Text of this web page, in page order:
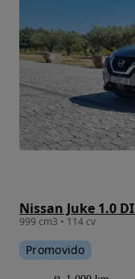
Nissan Juke 1.0
999 cm3 • 114 cv
Promovido